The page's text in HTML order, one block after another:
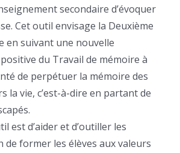
secondaire d’évoquer
Cet outil envisage la Deuxième
en suivant une nouvelle
du Travail de mémoire à
de perpétuer la mémoire des
la vie, c’est-à-dire en partant de
est d’aider et d’outiller les
de former les élèves aux valeurs